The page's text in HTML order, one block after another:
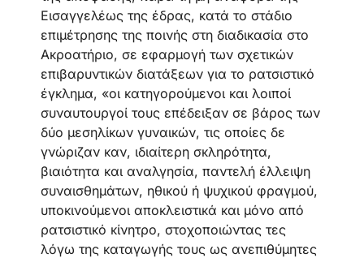
Εισαγγελέως της έδρας, κατά το στάδιο
επιμέτρησης της ποινής στη διαδικασία στο
Ακροατήριο, σε εφαρμογή των σχετικών
επιβαρυντικών διατάξεων για το ρατσιστικό
έγκλημα, «οι κατηγορούμενοι και λοιποί
συναυτουργοί τους επέδειξαν σε βάρος των
δύο μεσηλίκων γυναικών, τις οποίες δε
γνώριζαν καν, ιδιαίτερη σκληρότητα,
βιαιότητα και αναλγησία, παντελή έλλειψη
συναισθημάτων, ηθικού ή ψυχικού φραγμού,
υποκινούμενοι αποκλειστικά και μόνο από
ρατσιστικό κίνητρο, στοχοποιώντας τες
λόγω της καταγωγής τους ως ανεπιθύμητες